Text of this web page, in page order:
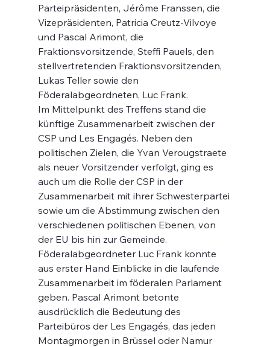
Parteipräsidenten, Jérôme Franssen, die
Vizepräsidenten, Patricia Creutz-Vilvoye
und Pascal Arimont, die
Fraktionsvorsitzende, Steffi Pauels, den
stellvertretenden Fraktionsvorsitzenden,
Lukas Teller sowie den
Föderalabgeordneten, Luc Frank.
Im Mittelpunkt des Treffens stand die
künftige Zusammenarbeit zwischen der
CSP und Les Engagés. Neben den
politischen Zielen, die Yvan Verougstraete
als neuer Vorsitzender verfolgt, ging es
auch um die Rolle der CSP in der
Zusammenarbeit mit ihrer Schwesterpartei
sowie um die Abstimmung zwischen den
verschiedenen politischen Ebenen, von
der EU bis hin zur Gemeinde.
Föderalabgeordneter Luc Frank konnte
aus erster Hand Einblicke in die laufende
Zusammenarbeit im föderalen Parlament
geben. Pascal Arimont betonte
ausdrücklich die Bedeutung des
Parteibüros der Les Engagés, das jeden
Montagmorgen in Brüssel oder Namur